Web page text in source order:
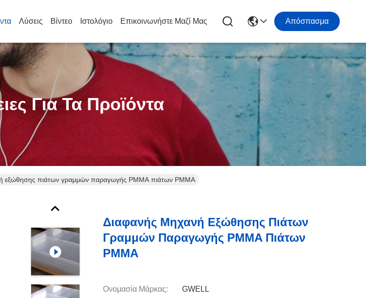
Λύσεις Βίντεο Ιστολόγιο Επικοινωνήστε Μαζί Μας Απόσπασμα
Για Τα Προϊόντα
εξώθησης πιάτων γραμμών παραγωγής PMMA πιάτων PMMA
Διαφανής Μηχανή Εξώθησης Πιάτων
Γραμμών Παραγωγής PMMA Πιάτων
PMMA
Ονομασία Μάρκας: GWELL